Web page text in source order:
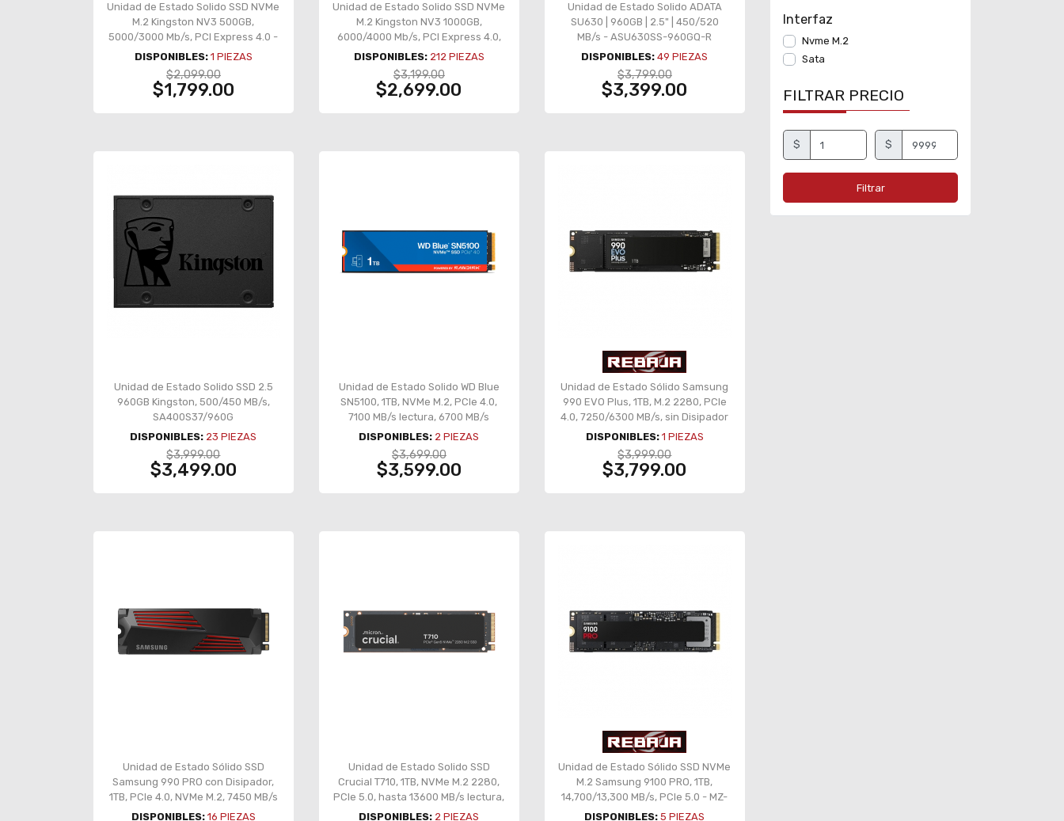
Unidad de Estado Solido SSD NVMe
M.2 Kingston NV3 500GB,
5000/3000 Mb/s, PCI Express 4.0 -
SNV3S/500G
DISPONIBLES: 1 PIEZAS
$2,099.00
$1,799.00
Unidad de Estado Solido SSD NVMe
M.2 Kingston NV3 1000GB,
6000/4000 Mb/s, PCI Express 4.0,
1TB - SNV3S/1000G
DISPONIBLES: 212PIEZAS
$3,199.00
$2,699.00
Unidad de Estado Solido ADATA
SU630 | 960GB | 2.5" | 450/520
MB/s - ASU630SS-960GQ-R
DISPONIBLES: 49 PIEZAS
$3,799.00
$3,399.00
Unidad de Estado Solido SSD 2.5
960GB Kingston, 500/450 MB/s,
SA400S37/960G
DISPONIBLES: 23 PIEZAS
$3,999.00
$3,499.00
Unidad de Estado Solido WD Blue
SN5100, 1TB, NVMe M.2, PCIe 4.0,
7100 MB/s lectura, 6700 MB/s
escritura – WDS100T5B0E-00CPE0
DISPONIBLES: 2 PIEZAS
$3,699.00
$3,599.00
Unidad de Estado Sólido Samsung
990 EVO Plus, 1TB, M.2 2280, PCIe
4.0, 7250/6300 MB/s, sin Disipador
- MZ-V9S1T0B/AM
DISPONIBLES: 1 PIEZAS
$3,999.00
$3,799.00
Unidad de Estado Sólido SSD
Samsung 990 PRO con Disipador,
1TB, PCIe 4.0, NVMe M.2, 7450 MB/s
lectura, 6900 MB/s escritura – MZ-
DISPONIBLES: 16 PIEZAS
Unidad de Estado Solido SSD
Crucial T710, 1TB, NVMe M.2 2280,
PCIe 5.0, hasta 13600 MB/s lectura,
alto rendimiento –
DISPONIBLES: 2 PIEZAS
Unidad de Estado Sólido SSD NVMe
M.2 Samsung 9100 PRO, 1TB,
14,700/13,300 MB/s, PCIe 5.0 - MZ-
VAP1T0B
DISPONIBLES: 5 PIEZAS
Interfaz
Nvme M.2
Sata
FILTRAR PRECIO
$ $
Filtrar